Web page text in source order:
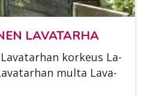
LA­VA­TAR­HA
kor­keus La­
mul­ta La­va­